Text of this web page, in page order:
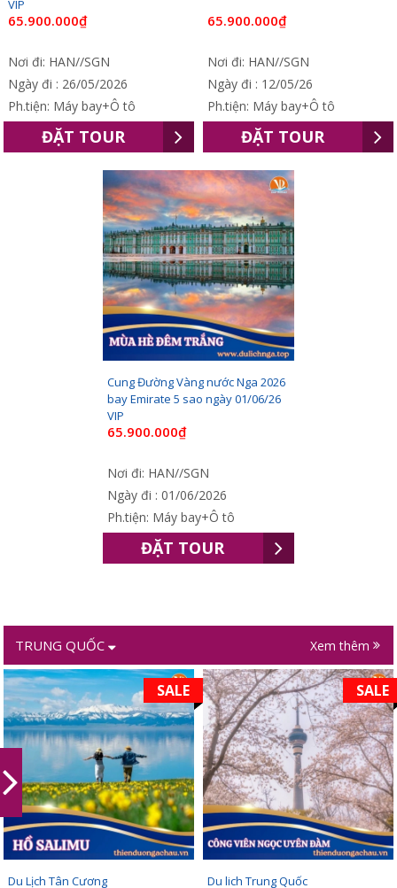
VIP
65.900.000₫
Nơi đi: HAN//SGN
Ngày đi : 26/05/2026
Ph.tiện: Máy bay+Ô tô
ĐẶT TOUR
65.900.000₫
Nơi đi: HAN//SGN
Ngày đi : 12/05/26
Ph.tiện: Máy bay+Ô tô
ĐẶT TOUR
Cung Đường Vàng nước Nga 2026
bay Emirate 5 sao ngày 01/06/26
VIP
65.900.000₫
Nơi đi: HAN//SGN
Ngày đi : 01/06/2026
Ph.tiện: Máy bay+Ô tô
ĐẶT TOUR
TRUNG QUỐC Xem thêm
SALE
Du Lịch Tân Cương
SALE
Du lich Trung Quốc